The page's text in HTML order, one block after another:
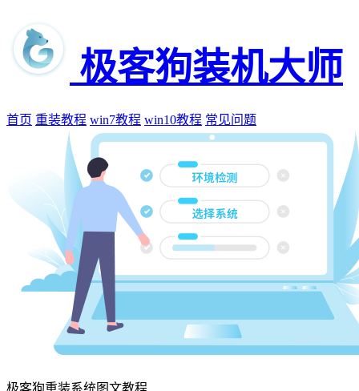
极客狗装机大师
首页 重装教程 win7教程 win10教程 常见问题
极客狗重装系统图文教程